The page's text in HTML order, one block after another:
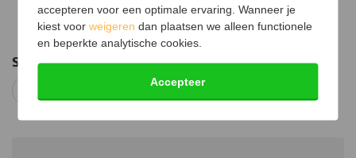
Suggesties
accepteren voor een optimale ervaring. Wanneer je
kiest voorweigeren dan plaatsen we alleen functionele
en beperkte analytische cookies.
Accepteer